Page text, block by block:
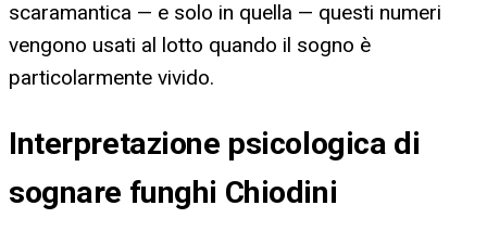
scaramantica — e solo in quella — questi numeri
vengono usati al lotto quando il sogno è
particolarmente vivido.
Interpretazione psicologica di
sognare funghi Chiodini